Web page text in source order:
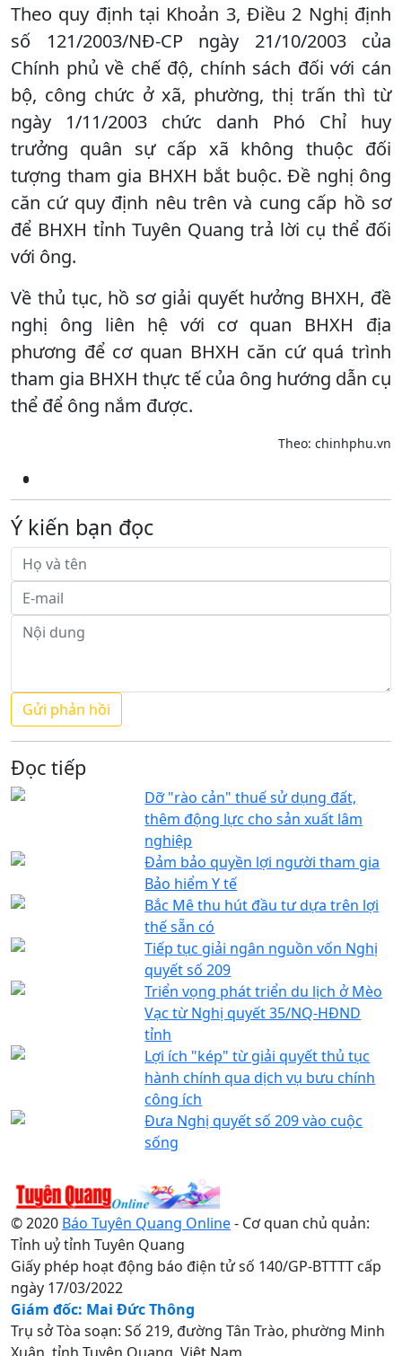
Theo quy định tại Khoản 3, Điều 2 Nghị định
số 121/2003/NĐ-CP ngày 21/10/2003 của
Chính phủ về chế độ, chính sách đối với cán
bộ, công chức ở xã, phường, thị trấn thì từ
ngày 1/11/2003 chức danh Phó Chỉ huy
trưởng quân sự cấp xã không thuộc đối
tượng tham gia BHXH bắt buộc. Đề nghị ông
căn cứ quy định nêu trên và cung cấp hồ sơ
để BHXH tỉnh Tuyên Quang trả lời cụ thể đối
với ông.
Về thủ tục, hồ sơ giải quyết hưởng BHXH, đề
nghị ông liên hệ với cơ quan BHXH địa
phương để cơ quan BHXH căn cứ quá trình
tham gia BHXH thực tế của ông hướng dẫn cụ
thể để ông nắm được.
Theo: chinhphu.vn
Ý kiến bạn đọc
Đọc tiếp
Dỡ "rào cản" thuế sử dụng đất,
thêm động lực cho sản xuất lâm
nghiệp
Đảm bảo quyền lợi người tham gia
Bảo hiểm Y tế
Bắc Mê thu hút đầu tư dựa trên lợi
thế sẵn có
Tiếp tục giải ngân nguồn vốn Nghị
quyết số 209
Triển vọng phát triển du lịch ở Mèo
Vạc từ Nghị quyết 35/NQ-HĐND
tỉnh
Lợi ích "kép" từ giải quyết thủ tục
hành chính qua dịch vụ bưu chính
công ích
Đưa Nghị quyết số 209 vào cuộc
sống
© 2020 Báo Tuyên Quang Online- Cơ quan chủ quản:
Tỉnh uỷ tỉnh Tuyên Quang
Giấy phép hoạt động báo điện tử số 140/GP-BTTTT cấp
ngày 17/03/2022
Giám đốc: Mai Đức Thông
Trụ sở Tòa soạn: Số 219, đường Tân Trào, phường Minh